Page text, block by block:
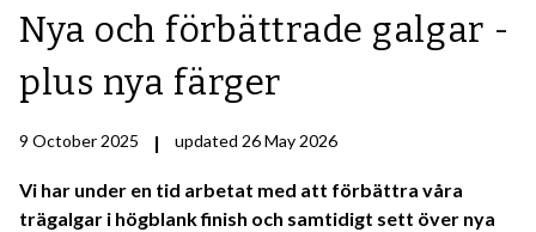
Nya och förbättrade galgar -
plus nya färger
9 October 2025 | updated 26 May 2026
Vi har under en tid arbetat med att förbättra våra
trägalgar i högblank finish och samtidigt sett över nya